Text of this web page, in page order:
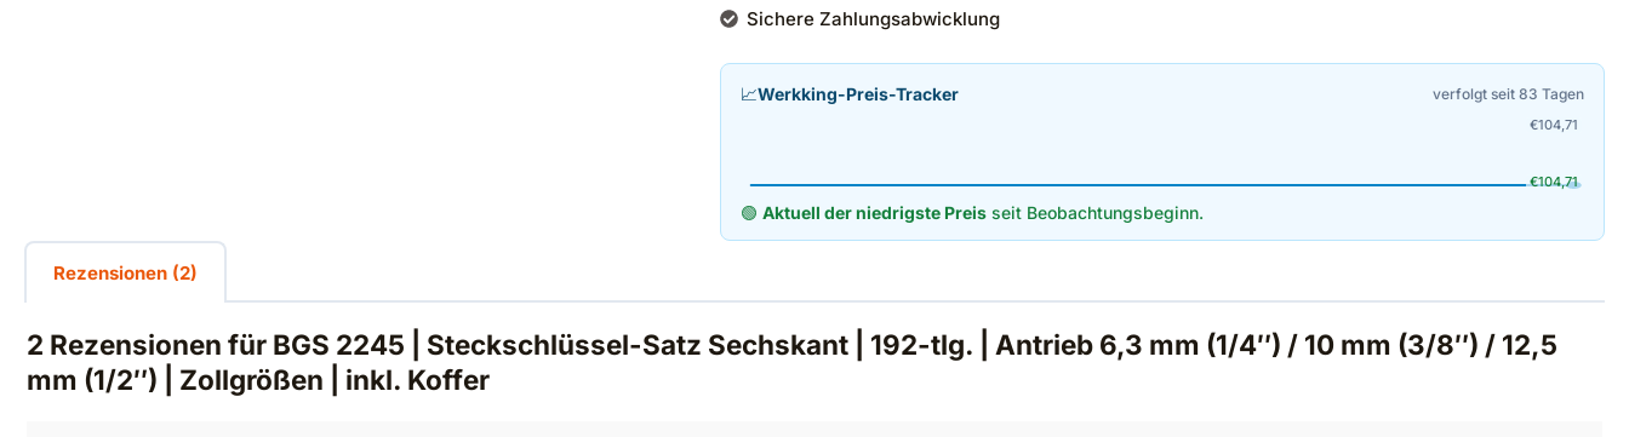
Sichere Zahlungsabwicklung
📈Werkking-Preis-Tracker verfolgt seit 83 Tagen
€104,71
€104,71
🟢 Aktuell der niedrigste Preisseit Beobachtungsbeginn.
Rezensionen (2)
2 Rezensionen für BGS 2245 | Steckschlüssel-Satz Sechskant | 192-tlg. | Antrieb 6,3 mm (1/4″) / 10 mm (3/8″) / 12,5
mm (1/2″) | Zollgrößen | inkl. Koffer